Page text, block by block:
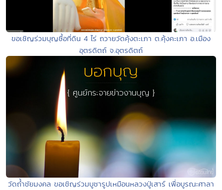
ขอเชิญร่วมบุญซื้อที่ดิน 4 ไร่ ถวายวัดคุ้งตะเภา ต.คุ้งคะเภา อ.เมือง
อุตรดิตถ์ จ.อุตรดิตถ์
วัดถ้ำชัยมงคล ขอเชิญร่วมบูชารูปเหมือนหลวงปู่เสาร์ เพื่อบูรณะศาลา